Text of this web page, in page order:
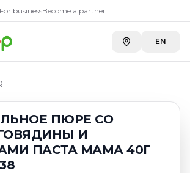
For businessBecome a partner
EN
ПЮРЕ СО
И
ПАСТА МАМА 40Г
ПЮРЕ СО ВКУСОМ ГОВЯДИНЫ И